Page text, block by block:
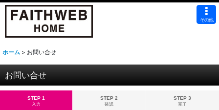
その他
ホーム > お問い合せ
お問い合せ
STEP 1
入力
STEP 2
確認
STEP 3
完了